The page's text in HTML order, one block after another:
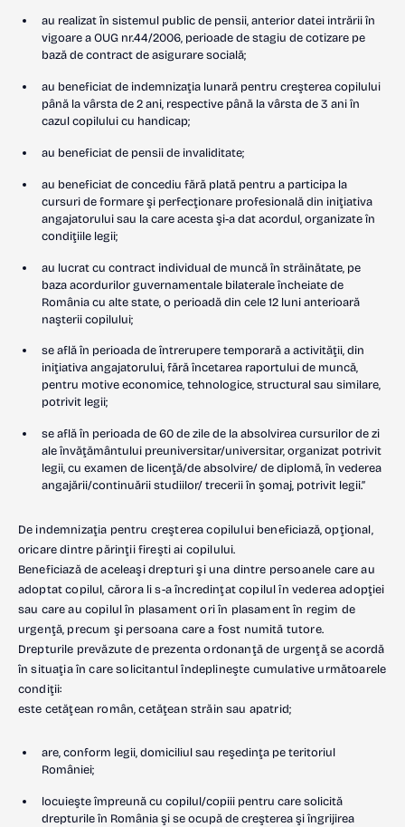
au realizat în sistemul public de pensii, anterior datei intrării în
vigoare a OUG nr.44/2006, perioade de stagiu de cotizare pe
bază de contract de asigurare socială;
au beneficiat de indemnizaţia lunară pentru creşterea copilului
până la vârsta de 2 ani, respective până la vârsta de 3 ani în
cazul copilului cu handicap;
au beneficiat de pensii de invaliditate;
au beneficiat de concediu fără plată pentru a participa la
cursuri de formare şi perfecţionare profesională din iniţiativa
angajatorului sau la care acesta şi-a dat acordul, organizate în
condiţiile legii;
au lucrat cu contract individual de muncă în străinătate, pe
baza acordurilor guvernamentale bilaterale încheiate de
România cu alte state, o perioadă din cele 12 luni anterioară
naşterii copilului;
se află în perioada de întrerupere temporară a activităţii, din
iniţiativa angajatorului, fără încetarea raportului de muncă,
pentru motive economice, tehnologice, structural sau similare,
potrivit legii;
se află în perioada de 60 de zile de la absolvirea cursurilor de zi
ale învăţământului preuniversitar/universitar, organizat potrivit
legii, cu examen de licenţă/de absolvire/ de diplomă, în vederea
angajării/continuării studiilor/ trecerii în şomaj, potrivit legii.”
De indemnizaţia pentru creşterea copilului beneficiază, opţional,
oricare dintre părinţii fireşti ai copilului.
Beneficiază de aceleaşi drepturi şi una dintre persoanele care au
adoptat copilul, cărora li s-a încredinţat copilul în vederea adopţiei
sau care au copilul în plasament ori în plasament în regim de
urgenţă, precum şi persoana care a fost numită tutore.
Drepturile prevăzute de prezenta ordonanţă de urgenţă se acordă
în situaţia în care solicitantul îndeplineşte cumulative următoarele
condiţii:
este cetăţean român, cetăţean străin sau apatrid;
are, conform legii, domiciliul sau reşedinţa pe teritoriul
României;
locuieşte împreună cu copilul/copiii pentru care solicită
drepturile în România şi se ocupă de creşterea şi îngrijirea